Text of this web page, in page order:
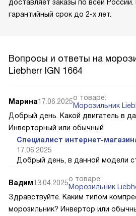
доставляет заказы по всей
гарантийный срок до 2-х лет.
Вопросы и ответы на
Liebherr IGN 1664
Марина17.06.2025о товаре:
Морозильник
Добрый день. Какой двигатель в
Инверторный или обычный
Специалист интернет-
17.06.2025
Добрый день, в данной модели
Вадим13.04.2025о товаре:
Морозильник
Здравствуйте. Каким типом
морозильник? Инвертор или